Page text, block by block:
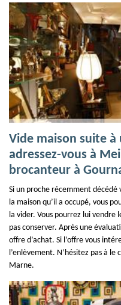
Vide maison suite à
adressez-vous à
brocanteur à
Si un proche récemment décédé
la maison qu’il a occupé, vous
la vider. Vous pourrez lui vendre
pas conserver. Après une
offre d’achat. Si l’offre vous
l’enlèvement. N’hésitez pas à le
Marne.